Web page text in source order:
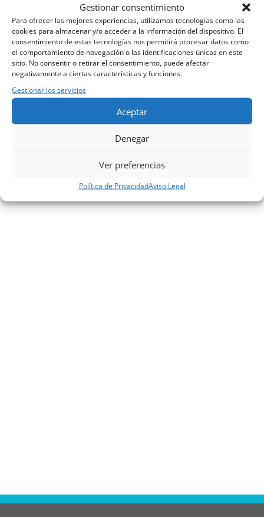
Gestionar consentimiento
Para ofrecer las mejores experiencias, utilizamos tecnologías como las
cookies para almacenar y/o acceder a la información del dispositivo. El
consentimiento de estas tecnologías nos permitirá procesar datos como
el comportamiento de navegación o las identificaciones únicas en este
sitio. No consentir o retirar el consentimiento, puede afectar
negativamente a ciertas características y funciones.
Gestionar los servicios
Aceptar
Denegar
Ver preferencias
Política de PrivacidadAviso Legal
911 383 685
direccionpinto@smile-dent.es